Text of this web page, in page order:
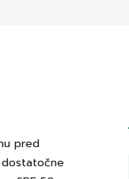
pred
dostatočne